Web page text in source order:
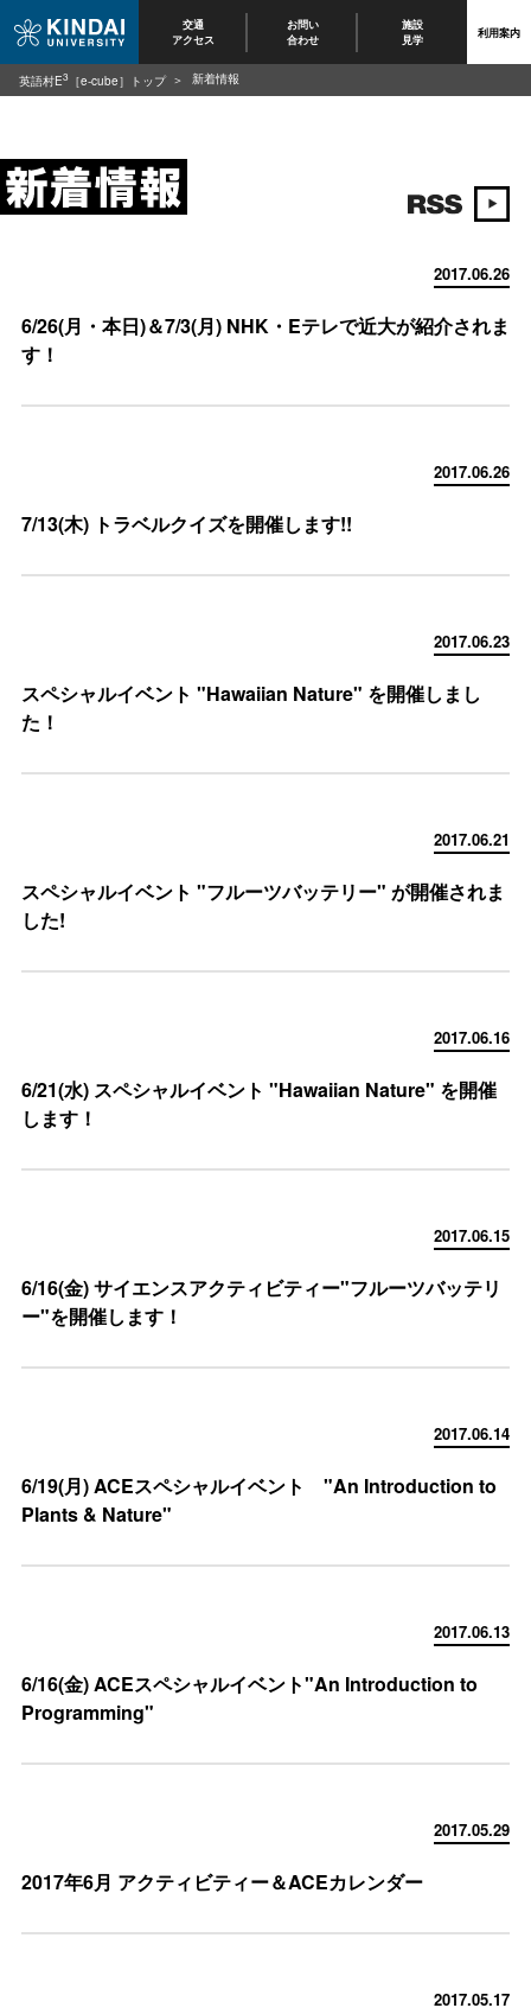
交通
アクセス
お問い
合わせ
施設
見学 利用案内
2017.06.26
6/26(月・本日)＆7/3(月) NHK・Eテレで近大が紹介されま
す！
2017.06.26
7/13(木) トラベルクイズを開催します!!
2017.06.23
スペシャルイベント "Hawaiian Nature" を開催しまし
た！
2017.06.21
スペシャルイベント "フルーツバッテリー" が開催されま
した!
2017.06.16
6/21(水) スペシャルイベント "Hawaiian Nature" を開催
します！
2017.06.15
6/16(金) サイエンスアクティビティー"フルーツバッテリ
ー"を開催します！
2017.06.14
6/19(月) ACEスペシャルイベント "An Introduction to
Plants & Nature"
2017.06.13
6/16(金) ACEスペシャルイベント"An Introduction to
Programming"
2017.05.29
2017年6月 アクティビティー＆ACEカレンダー
2017.05.17
英語村E3 ［e-cube］トップ 新着情報